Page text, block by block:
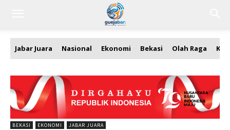
Jabar Juara Nasional Ekonomi Bekasi Olah Raga
BEKASI EKONOMI JABAR JUARA